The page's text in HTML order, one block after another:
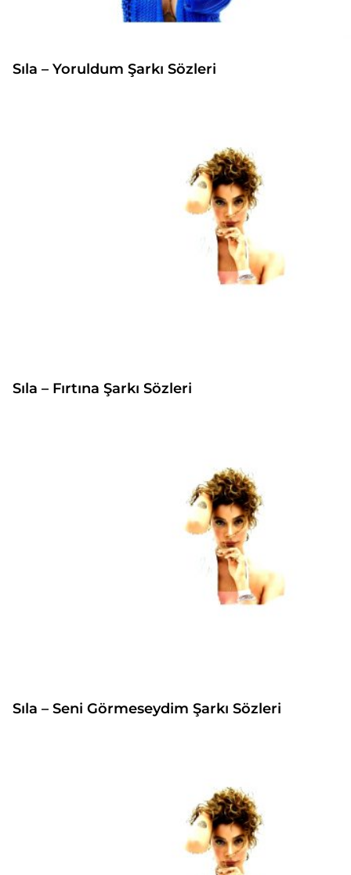
Sıla – Yoruldum Şarkı Sözleri
Sıla – Fırtına Şarkı Sözleri
Sıla – Seni Görmeseydim Şarkı Sözleri